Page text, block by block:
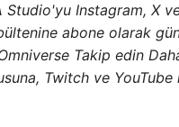
Studio'yu Instagram, X
abone olarak
Takip edin
Twitch ve YouTube